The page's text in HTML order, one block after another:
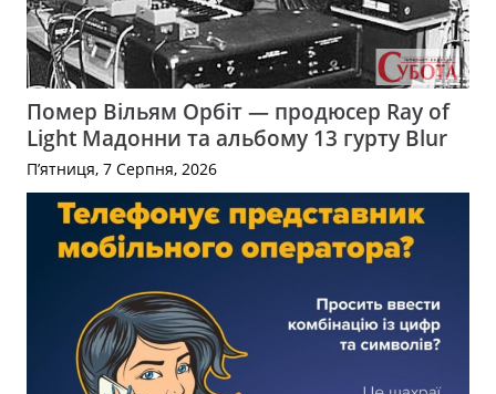
Помер Вільям Орбіт — продюсер Ray of
Light Мадонни та альбому 13 гурту Blur
П’ятниця, 7 Серпня, 2026